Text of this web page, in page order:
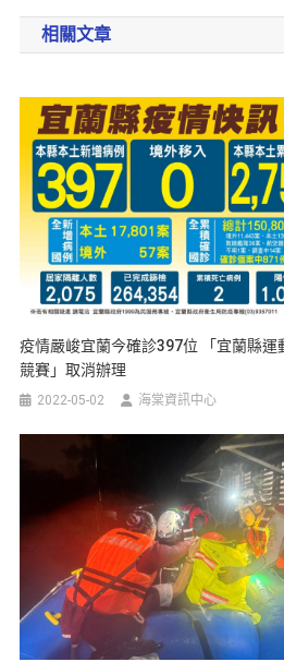
相關文章
疫情嚴峻宜蘭今確診397位 「宜蘭縣
競賽」取消辦理
2022-05-02 海棠資訊中心